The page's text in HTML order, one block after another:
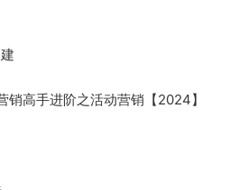
高手进阶之活动营销【2024】